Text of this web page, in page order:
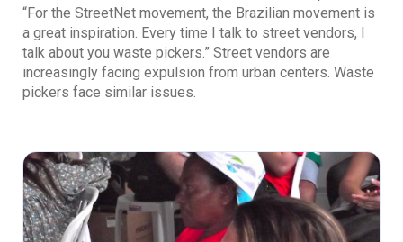
“For the StreetNet movement, the Brazilian movement is
a great inspiration. Every time I talk to street vendors, I
talk about you waste pickers.” Street vendors are
increasingly facing expulsion from urban centers. Waste
pickers face similar issues.